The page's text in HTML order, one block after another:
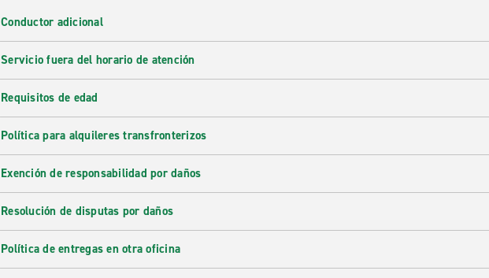
Conductor adicional
Servicio fuera del horario de atención
Requisitos de edad
Política para alquileres transfronterizos
Exención de responsabilidad por daños
Resolución de disputas por daños
Política de entregas en otra oficina